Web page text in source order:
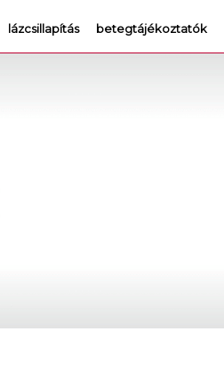
lázcsillapítás betegtájékoztatók